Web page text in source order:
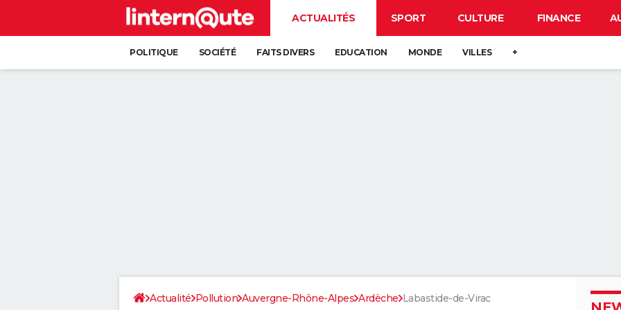
ACTUALITÉS SPORT CULTURE FINANCE
POLITIQUE SOCIÉTÉ FAITS DIVERS EDUCATION MONDE VILLES +
Actualité Pollution Auvergne-Rhône-Alpes Ardèche Labastide-de-Virac